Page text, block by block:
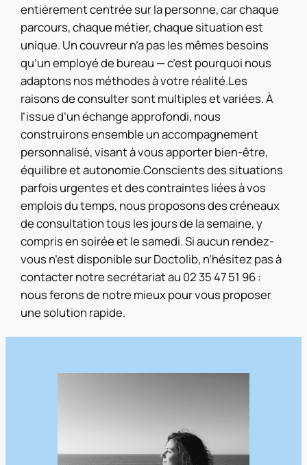
entièrement centrée sur la personne, car chaque
parcours, chaque métier, chaque situation est
unique. Un couvreur n’a pas les mêmes besoins
qu’un employé de bureau — c’est pourquoi nous
adaptons nos méthodes à votre réalité.Les
raisons de consulter sont multiples et variées. À
l’issue d’un échange approfondi, nous
construirons ensemble un accompagnement
personnalisé, visant à vous apporter bien-être,
équilibre et autonomie.Conscients des situations
parfois urgentes et des contraintes liées à vos
emplois du temps, nous proposons des créneaux
de consultation tous les jours de la semaine, y
compris en soirée et le samedi. Si aucun rendez-
vous n’est disponible sur Doctolib, n’hésitez pas à
contacter notre secrétariat au 02 35 47 51 96 :
nous ferons de notre mieux pour vous proposer
une solution rapide.